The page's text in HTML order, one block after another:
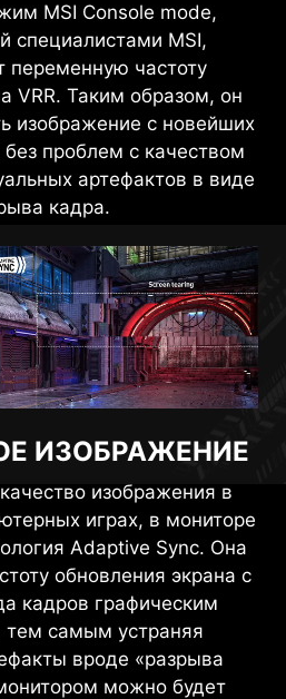
MSI Console mode,
специалистами MSI,
переменную частоту
VRR. Таким образом, он
изображение с новейших
проблем с качеством
артефактов в виде
кадра.
ИЗОБРАЖЕНИЕ
изображения в
играх, в мониторе
Adaptive Sync. Она
обновления экрана с
кадров графическим
тем самым устраняя
вроде «разрыва
можно будет